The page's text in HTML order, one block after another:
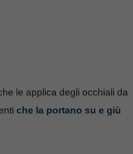
le applica degli occhiali da
che la portano su e giù